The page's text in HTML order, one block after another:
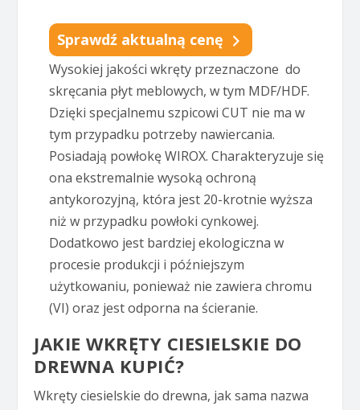
Sprawdź aktualną cenę
Wysokiej jakości wkręty przeznaczone do
skręcania płyt meblowych, w tym MDF/HDF.
Dzięki specjalnemu szpicowi CUT nie ma w
tym przypadku potrzeby nawiercania.
Posiadają powłokę WIROX. Charakteryzuje się
ona ekstremalnie wysoką ochroną
antykorozyjną, która jest 20-krotnie wyższa
niż w przypadku powłoki cynkowej.
Dodatkowo jest bardziej ekologiczna w
procesie produkcji i późniejszym
użytkowaniu, ponieważ nie zawiera chromu
(VI) oraz jest odporna na ścieranie.
JAKIE WKRĘTY CIESIELSKIE DO
DREWNA KUPIĆ?
Wkręty ciesielskie do drewna, jak sama nazwa